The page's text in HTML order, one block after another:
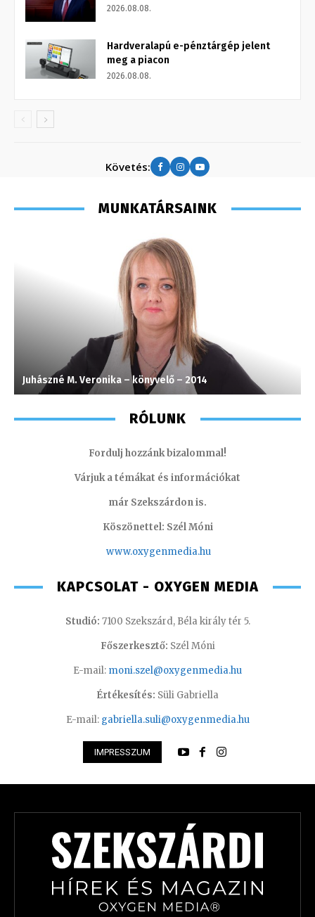
2026.08.08.
Hardveralapú e-pénztárgép jelent
meg a piacon
2026.08.08.
Követés:
MUNKATÁRSAINK
Juhászné M. Veronika – könyvelő – 2014
RÓLUNK
Fordulj hozzánk bizalommal!
Várjuk a témákat és információkat
már Szekszárdon is.
Köszönettel: Szél Móni
www.oxygenmedia.hu
KAPCSOLAT - OXYGEN MEDIA
Studió: 7100 Szekszárd, Béla király tér 5.
Főszerkesztő: Szél Móni
E-mail: moni.szel@oxygenmedia.hu
Értékesítés: Süli Gabriella
E-mail: gabriella.suli@oxygenmedia.hu
IMPRESSZUM